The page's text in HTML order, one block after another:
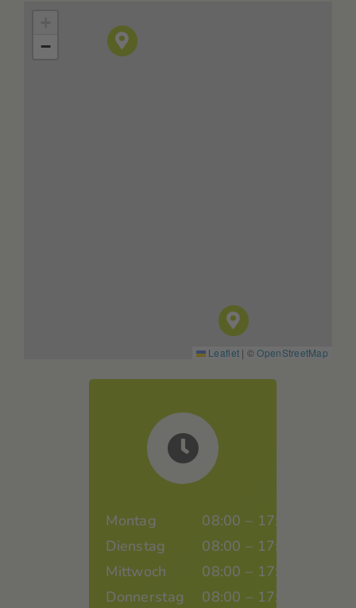
−
Leaflet | ©OpenStreetMap
Montag
08:00 – 17:00
Dienstag
08:00 – 17:00
Mittwoch
08:00 – 17:00
Donnerstag
08:00 – 17:00